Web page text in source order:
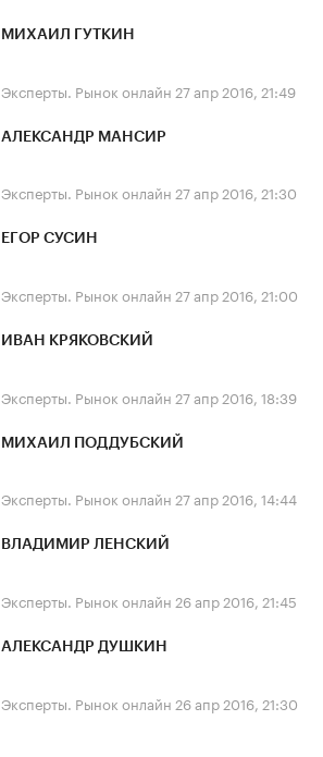
МИХАИЛ ГУТКИН
Эксперты. Рынок онлайн 27 апр 2016, 21:49
АЛЕКСАНДР МАНСИР
Эксперты. Рынок онлайн 27 апр 2016, 21:30
ЕГОР СУСИН
Эксперты. Рынок онлайн 27 апр 2016, 21:00
ИВАН КРЯКОВСКИЙ
Эксперты. Рынок онлайн 27 апр 2016, 18:39
МИХАИЛ ПОДДУБСКИЙ
Эксперты. Рынок онлайн 27 апр 2016, 14:44
ВЛАДИМИР ЛЕНСКИЙ
Эксперты. Рынок онлайн 26 апр 2016, 21:45
АЛЕКСАНДР ДУШКИН
Эксперты. Рынок онлайн 26 апр 2016, 21:30